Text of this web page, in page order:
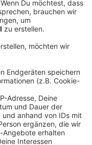
Kommunen
Sexismus"
Erklärung
mit.